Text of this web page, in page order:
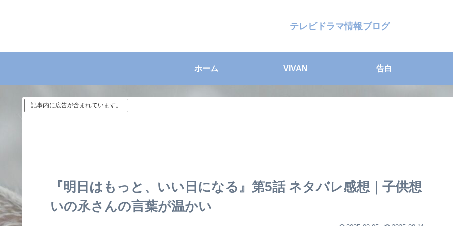
テレビドラマ情報ブログ
ホーム VIVAN 告白
記事内に広告が含まれています。
『明日はもっと、いい日になる』第5話 ネタバレ感想｜子供想
いの氶さんの言葉が温かい